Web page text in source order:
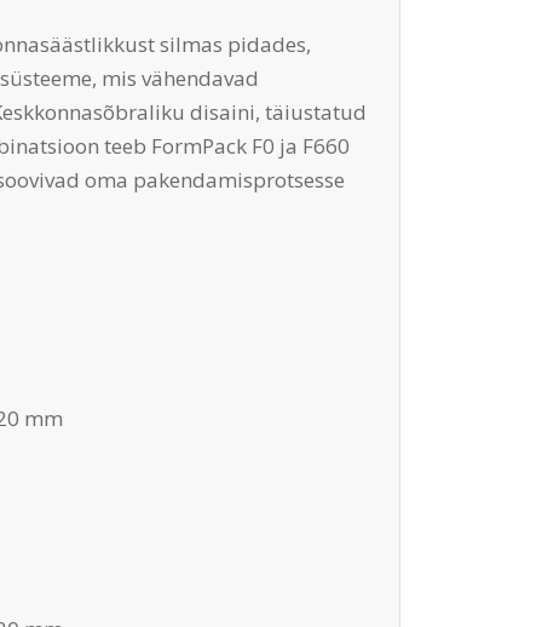
silmas pidades,
mis vähendavad
disaini, täiustatud
teeb FormPack F0 ja F660
oma pakendamisprotsesse
mm